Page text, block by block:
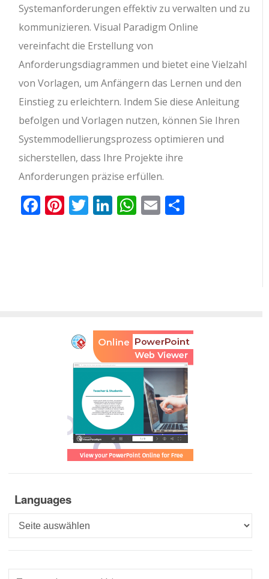
Systemanforderungen effektiv zu verwalten und zu
kommunizieren. Visual Paradigm Online
vereinfacht die Erstellung von
Anforderungsdiagrammen und bietet eine Vielzahl
von Vorlagen, um Anfängern das Lernen und den
Einstieg zu erleichtern. Indem Sie diese Anleitung
befolgen und Vorlagen nutzen, können Sie Ihren
Systemmodellierungsprozess optimieren und
sicherstellen, dass Ihre Projekte ihre
Anforderungen präzise erfüllen.
Facebook
Pinterest
Twitter
LinkedIn
WhatsApp
Email
Languages
Languages